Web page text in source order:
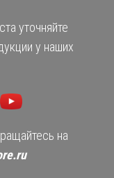
уточняйте
у наших
на